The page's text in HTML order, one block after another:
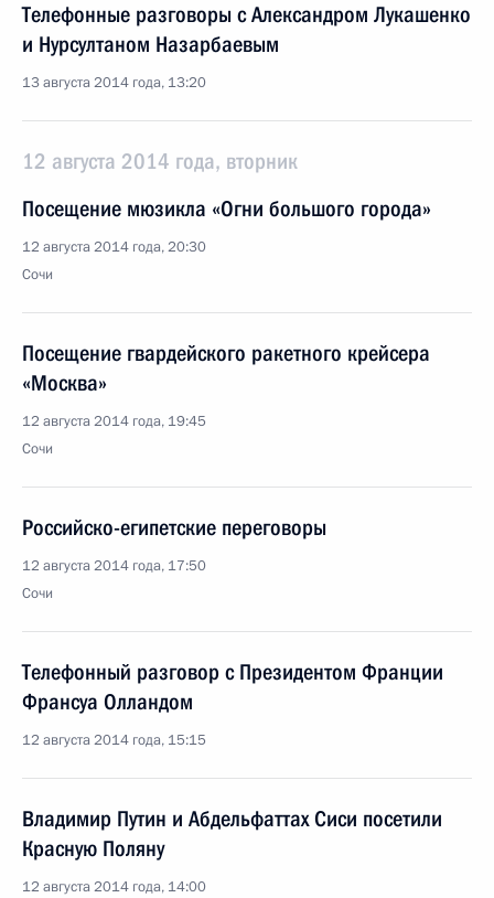
Телефонные разговоры с Александром Лукашенко
и Нурсултаном Назарбаевым
13 августа 2014 года, 13:20
12 августа 2014 года, вторник
Посещение мюзикла «Огни большого города»
12 августа 2014 года, 20:30
Сочи
Посещение гвардейского ракетного крейсера
«Москва»
12 августа 2014 года, 19:45
Сочи
Российско-египетские переговоры
12 августа 2014 года, 17:50
Сочи
Телефонный разговор с Президентом Франции
Франсуа Олландом
12 августа 2014 года, 15:15
Владимир Путин и Абдельфаттах Сиси посетили
Красную Поляну
12 августа 2014 года, 14:00